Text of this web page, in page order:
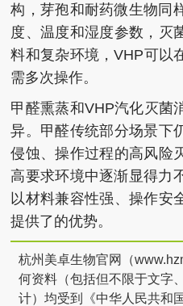
构，芽孢和耐药微生物同
度、温度和湿度参数，灭
料和复杂环境，VHP可以
需多次操作。
甲醛熏蒸和VHP汽化灭菌
异。甲醛传统部分场景下
侵蚀、操作过程的高风险
高要求环境中逐渐显得力
以材料兼容性强、操作安
提供了的优势。
杭州美卓生物官网（
何资料（包括但不限于文字
计）均受到《中华人民共和